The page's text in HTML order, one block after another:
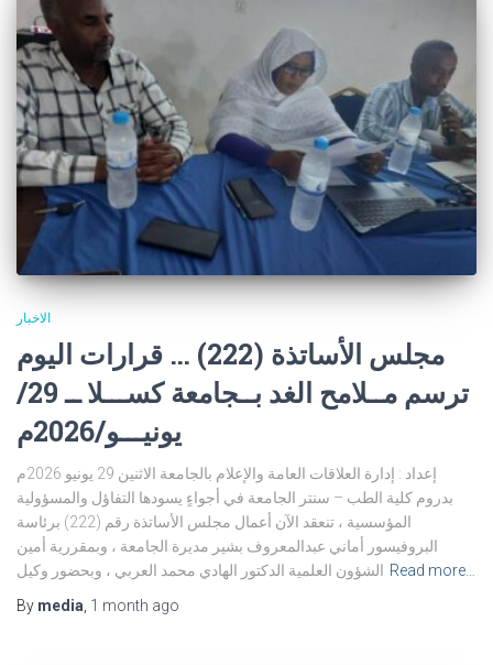
الاخبار
مجلس الأساتذة (222) … قرارات اليوم
ترسم مــلامح الغد بــجامعة كســـلا ــ 29/
يونيـــو/2026م
إعداد : إدارة العلاقات العامة والإعلام بالجامعة الاثنين 29 يونيو 2026م
بدروم كلية الطب – سنتر الجامعة في أجواءٍ يسودها التفاؤل والمسؤولية
المؤسسية ، تنعقد الآن أعمال مجلس الأساتذة رقم (222) برئاسة
البروفيسور أماني عبدالمعروف بشير مديرة الجامعة ، وبمقررية أمين
الشؤون العلمية الدكتور الهادي محمد العربي ، وبحضور وكيل Read more…
By media, 1 month ago